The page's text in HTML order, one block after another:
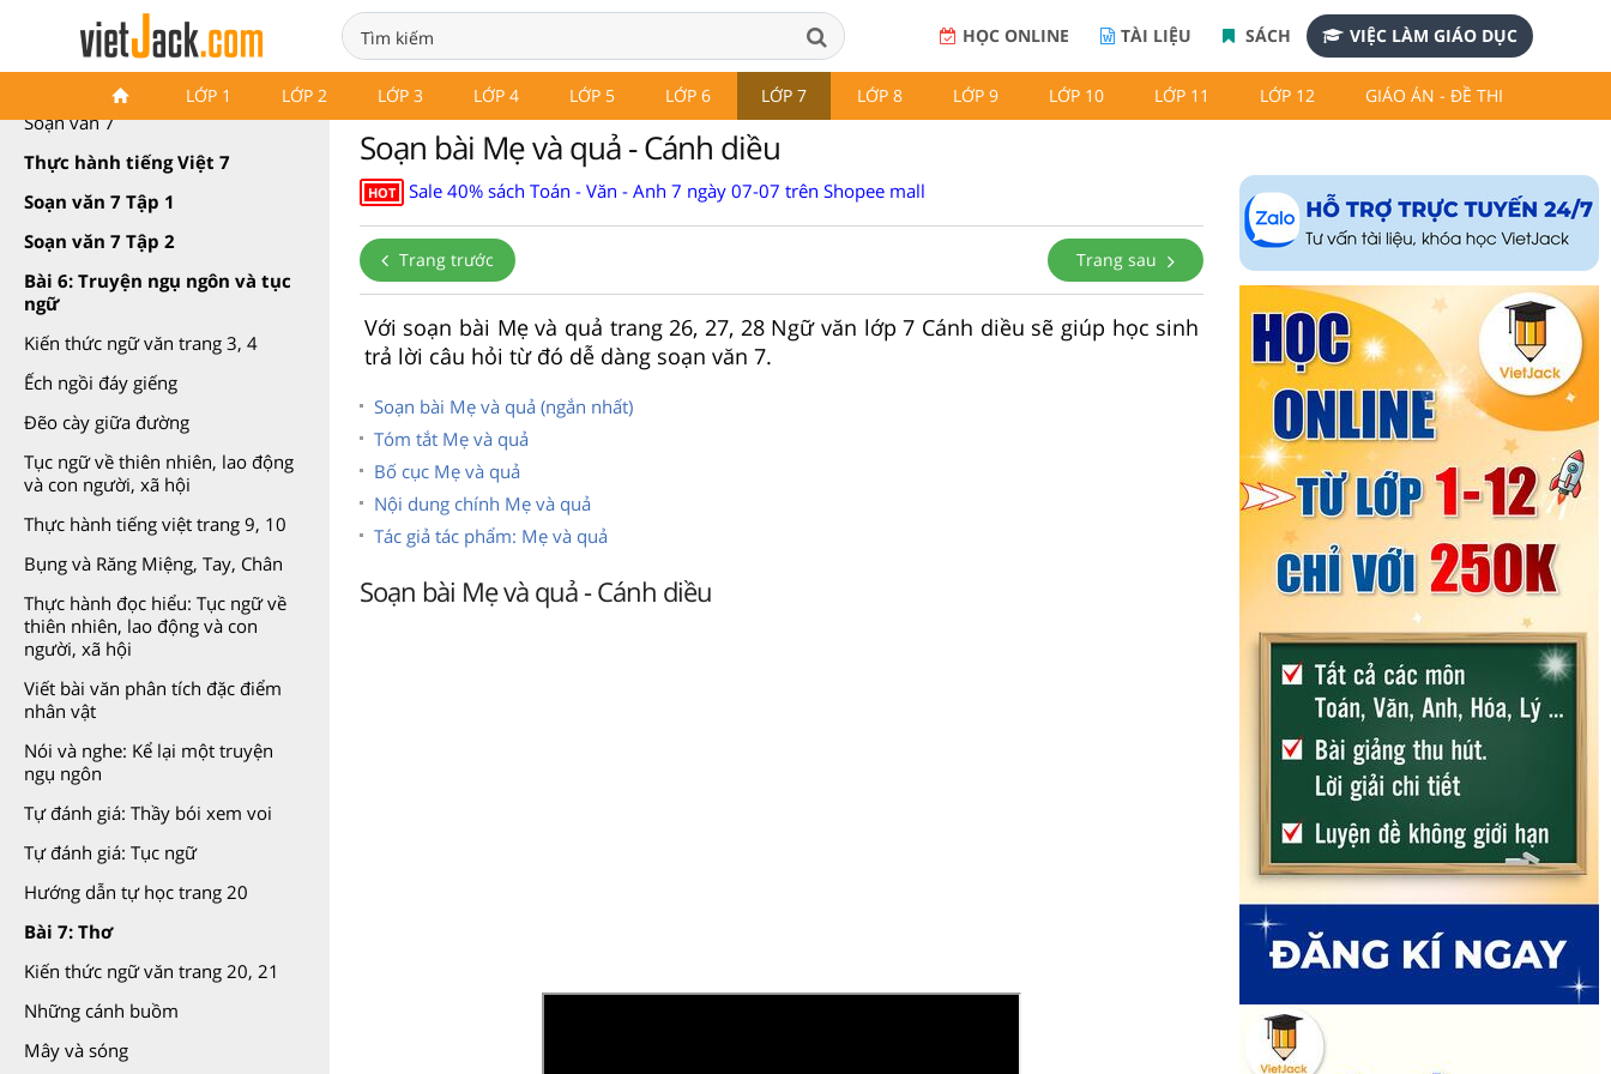
HỌC ONLINE TÀI LIỆU SÁCH VIỆC LÀM GIÁO DỤC
LỚP 1 LỚP 2 LỚP 3 LỚP 4 LỚP 5 LỚP 6 LỚP 7 LỚP 8 LỚP 9 LỚP 10 LỚP 11 LỚP 12 GIÁO ÁN - ĐỀ THI
Soạn văn 7 Cánh diều
Soạn văn 7
Thực hành tiếng Việt 7
Soạn văn 7 Tập 1
Soạn văn 7 Tập 2
Bài 6: Truyện ngụ ngôn và tục
ngữ
Kiến thức ngữ văn trang 3, 4
Ếch ngồi đáy giếng
Đẽo cày giữa đường
Tục ngữ về thiên nhiên, lao động
và con người, xã hội
Thực hành tiếng việt trang 9, 10
Bụng và Răng Miệng, Tay, Chân
Thực hành đọc hiểu: Tục ngữ về
thiên nhiên, lao động và con
người, xã hội
Viết bài văn phân tích đặc điểm
nhân vật
Nói và nghe: Kể lại một truyện
ngụ ngôn
Tự đánh giá: Thầy bói xem voi
Tự đánh giá: Tục ngữ
Hướng dẫn tự học trang 20
Bài 7: Thơ
Kiến thức ngữ văn trang 20, 21
Những cánh buồm
Mây và sóng
Soạn bài Mẹ và quả - Cánh diều
HOT Sale 40% sách Toán - Văn - Anh 7 ngày 07-07 trên Shopee mall
Trang trước Trang sau
Với soạn bài Mẹ và quả trang 26, 27, 28 Ngữ văn lớp 7 Cánh diều sẽ giúp học sinh
trả lời câu hỏi từ đó dễ dàng soạn văn 7.
Soạn bài Mẹ và quả (ngắn nhất)
Tóm tắt Mẹ và quả
Bố cục Mẹ và quả
Nội dung chính Mẹ và quả
Tác giả tác phẩm: Mẹ và quả
Soạn bài Mẹ và quả - Cánh diều